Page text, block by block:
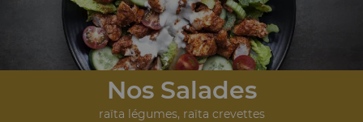
Nos Salades
raïta légumes, raïta crevettes